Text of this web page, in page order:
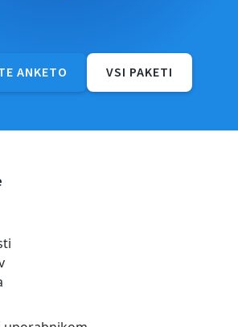
ANKETO VSI PAKETI